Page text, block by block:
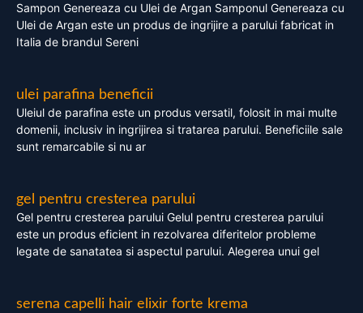
Sampon Genereaza cu Ulei de Argan Samponul Genereaza cu
Ulei de Argan este un produs de ingrijire a parului fabricat in
Italia de brandul Sereni
ulei parafina beneficii
Uleiul de parafina este un produs versatil, folosit in mai multe
domenii, inclusiv in ingrijirea si tratarea parului. Beneficiile sale
sunt remarcabile si nu ar
gel pentru cresterea parului
Gel pentru cresterea parului Gelul pentru cresterea parului
este un produs eficient in rezolvarea diferitelor probleme
legate de sanatatea si aspectul parului. Alegerea unui gel
serena capelli hair elixir forte krema